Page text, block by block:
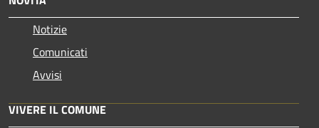
Notizie
Comunicati
Avvisi
VIVERE IL COMUNE